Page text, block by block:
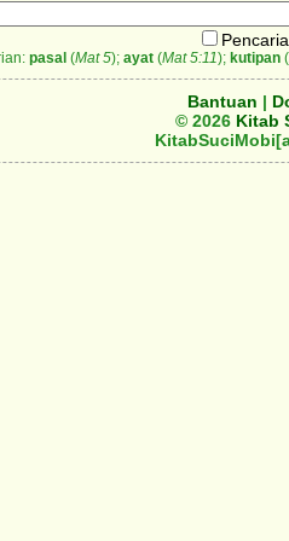
pasal(Mat 5); ayat(Mat 5:11); kutipan(
Bantuan |
© 2026 Kitab